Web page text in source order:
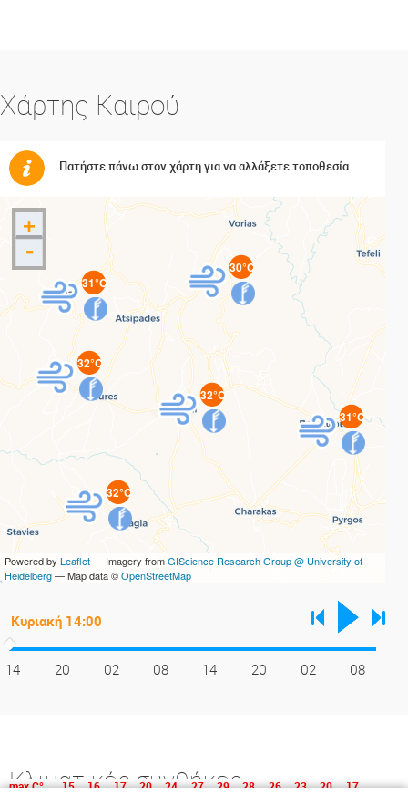
Χάρτης Καιρού
Πατήστε πάνω στον χάρτη για να αλλάξετε τοποθεσία
32°C
32°C
31°C
30°C
31°C
32°C
+
-
Powered by Leaflet— Imagery fromGIScience Research Group @ University of
Heidelberg— Map data ©OpenStreetMap
14 20 02 08 14 20 02 08
Κλιματικές συνθήκες
max C° 15 16 17 20 24 27 29 28 26 23 20 17